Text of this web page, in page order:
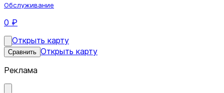
Обслуживание
0 ₽
Открыть карту
Сравнить Открыть карту
Реклама